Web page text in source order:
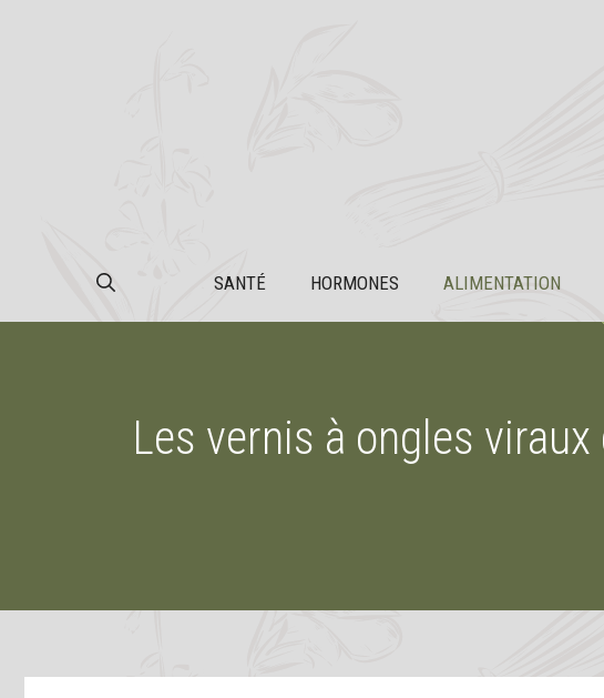
SANTÉ HORMONES ALIMENTATION
Les vernis à ongles